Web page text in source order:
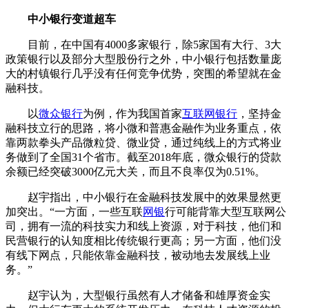
中小银行变道超车
目前，在中国有4000多家银行，除5家国有大行、3大
政策银行以及部分大型股份行之外，中小银行包括数量庞
大的村镇银行几乎没有任何竞争优势，突围的希望就在金
融科技。
以微众银行为例，作为我国首家互联网银行 ，坚持金
融科技立行的思路，将小微和普惠金融作为业务重点，依
靠两款拳头产品微粒贷、微业贷，通过纯线上的方式将业
务做到了全国31个省市。截至2018年底，微众银行的贷款
余额已经突破3000亿元大关，而且不良率仅为0.51%。
赵宇指出，中小银行在金融科技发展中的效果显然更
加突出。“一方面，一些互联网银行可能背靠大型互联网公
司，拥有一流的科技实力和线上资源，对于科技，他们和
民营银行的认知度相比传统银行更高；另一方面，他们没
有线下网点，只能依靠金融科技，被动地去发展线上业
务。”
赵宇认为，大型银行虽然有人才储备和雄厚资金实